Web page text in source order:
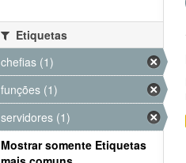
Etiquetas
chefias (1)
funções (1)
servidores (1)
Mostrar somente Etiquetas